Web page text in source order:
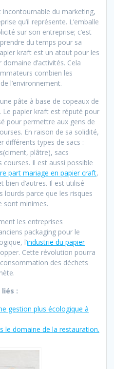
incontournable du marketing,
qu’il représente. L’emballe
sur son entreprise; c’est
du temps pour sa
kraft est un atout pour les
d’activités. Cela
combien les
l’environnement.
pâte à base de copeaux de
Le papier kraft est réputé pour
pour permettre aux gens de
En raison de sa solidité,
différents types de sacs :
plâtre), sacs
Il est aussi possible
part mariage en papier craft,
bien d’autres. Il est utilisé
lourds parce que les risques
sont minimes.
les entreprises
packaging pour le
l’industrie du papier
Cette révolution pourra
des déchets
:
gestion plus écologique à
le domaine de la restauration.